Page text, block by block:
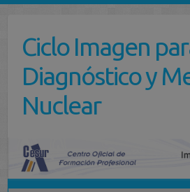
contenidoCiclo Imagen
Diagnóstico y
Nuclear